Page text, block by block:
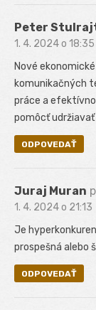
Peter
1. 4. 2024 o 18:35
Nové
komunikačných
práce a
pomôcť
ODPOVEDAŤ
Juraj Muran
1. 4. 2024 o 21:13
Je
prospešná alebo
ODPOVEDAŤ